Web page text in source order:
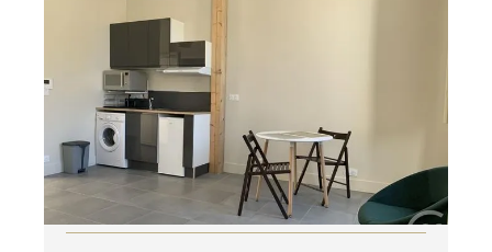
CHATEAUROUX 36
, 1 pièce
Ref : 10411
Appartement F1 à louer
457,08 €
par mois charges comprises
Visiter le site dédié